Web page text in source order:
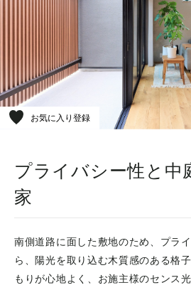
お気に入り登録
プライバシー性と中
家
南側道路に面した敷地のため、プラ
ら、陽光を取り込む木質感のある格
もりが心地よく、お施主様のセンス